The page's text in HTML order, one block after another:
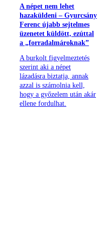
A népet nem lehet
hazaküldeni – Gyurcsány
Ferenc újabb sejtelmes
üzenetet küldött, ezúttal
a „forradalmároknak”
A burkolt figyelmeztetés
szerint aki a népet
lázadásra biztatja, annak
azzal is számolnia kell,
hogy a győzelem után akár
ellene fordulhat.